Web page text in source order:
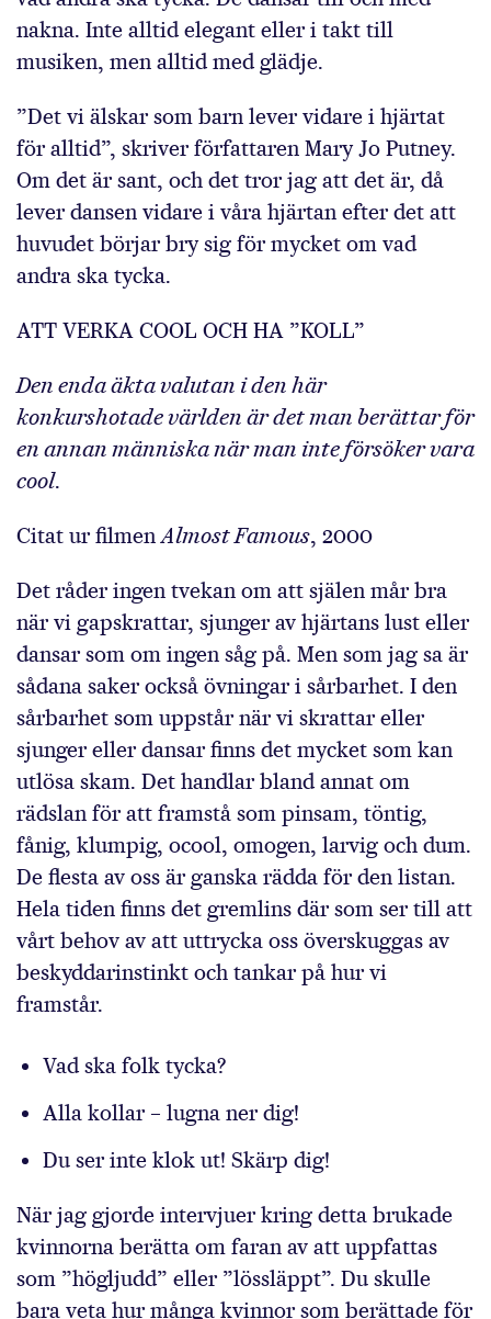
nakna. Inte alltid elegant eller i takt till
musiken, men alltid med glädje.
”Det vi älskar som barn lever vidare i hjärtat
för alltid”, skriver författaren Mary Jo Putney.
Om det är sant, och det tror jag att det är, då
lever dansen vidare i våra hjärtan efter det att
huvudet börjar bry sig för mycket om vad
andra ska tycka.
ATT VERKA COOL OCH HA ”KOLL”
Den enda äkta valutan i den här
konkurshotade världen är det man berättar för
en annan människa när man inte försöker vara
cool.
Citat ur filmenAlmost Famous, 2000
Det råder ingen tvekan om att själen mår bra
när vi gapskrattar, sjunger av hjärtans lust eller
dansar som om ingen såg på. Men som jag sa är
sådana saker också övningar i sårbarhet. I den
sårbarhet som uppstår när vi skrattar eller
sjunger eller dansar finns det mycket som kan
utlösa skam. Det handlar bland annat om
rädslan för att framstå som pinsam, töntig,
fånig, klumpig, ocool, omogen, larvig och dum.
De flesta av oss är ganska rädda för den listan.
Hela tiden finns det gremlins där som ser till att
vårt behov av att uttrycka oss överskuggas av
beskyddarinstinkt och tankar på hur vi
framstår.
Vad ska folk tycka?
Alla kollar – lugna ner dig!
Du ser inte klok ut! Skärp dig!
När jag gjorde intervjuer kring detta brukade
kvinnorna berätta om faran av att uppfattas
som ”högljudd” eller ”lössläppt”. Du skulle
bara veta hur många kvinnor som berättade för